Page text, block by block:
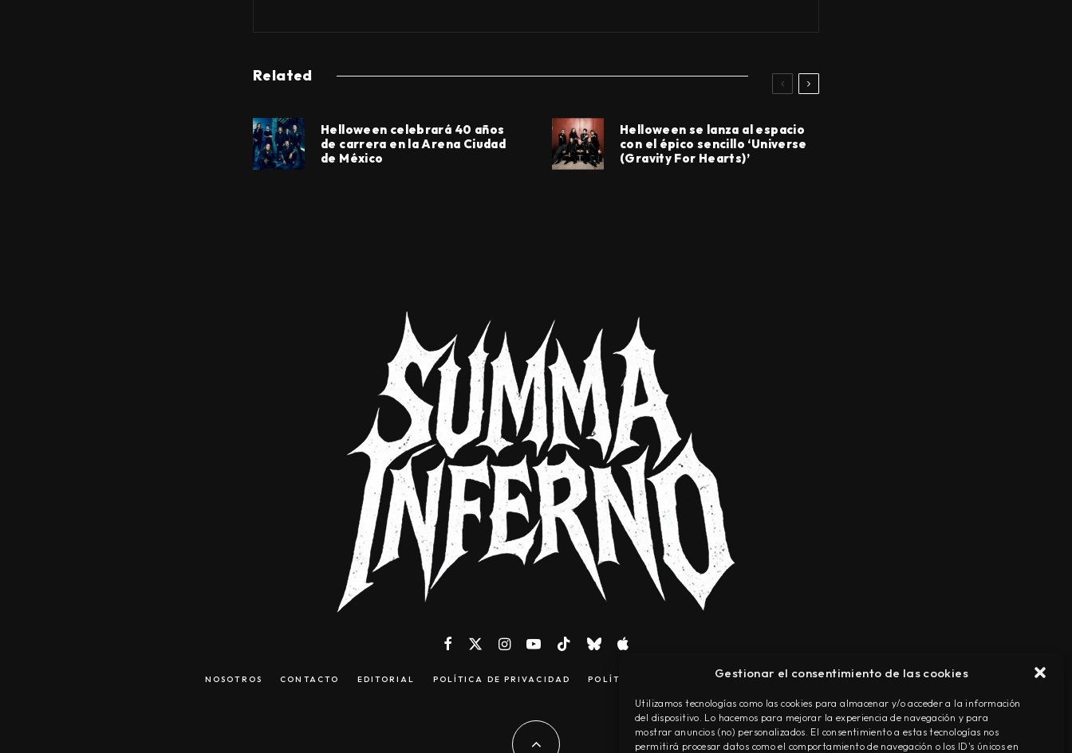
Gestionar el consentimiento de las cookies
Utilizamos tecnologías como las cookies para almacenar y/o acceder a la información
del dispositivo. Lo hacemos para mejorar la experiencia de navegación y para
mostrar anuncios (no) personalizados. El consentimiento a estas tecnologías nos
permitirá procesar datos como el comportamiento de navegación o los ID's únicos en
Related
Helloween celebrará 40 años
de carrera en la Arena Ciudad
de México
Helloween se lanza al espacio
con el épico sencillo ‘Universe
(Gravity For Hearts)’
NOSOTROS CONTACTO EDITORIAL POLÍTICA DE PRIVACIDAD POLÍTICA DE COOKIES TÉRMINOS Y CONDICIONES